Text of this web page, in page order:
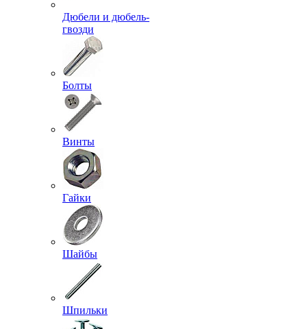
Дюбели и дюбель-
гвозди
Болты
Винты
Гайки
Шайбы
Шпильки